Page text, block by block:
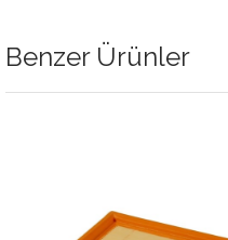
Benzer Ürünler